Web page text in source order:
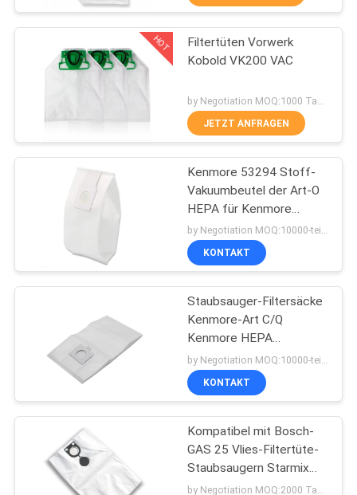
TRETEN
VERBINDUNG
FORDERN
ZITAT
SITEMAP
PRIVACY
POLICY
Staubsauger-
Filtersäcke
Staubsauger-
Papiertüten
47
Staubsauger-
Lufterfrischer
14
HOT
Filtertüten Vorwerk
Kobold VK200 VAC
JETZT ANFRAGEN
Kenmore 53294 Stoff-
Vakuumbeutel der Art-O
HEPA für Kenmore
aufrecht
by Negotiation MOQ:10000-teilig/Stücke
KONTAKT
Staubsauger-Filtersäcke
Kenmore-Art C/Q
Kenmore HEPA
synthetische 50104 8
Kanister-Vakuumbeutel
by Negotiation MOQ:10000-teilig/Stücke
KONTAKT
Kompatibel mit Bosch-
GAS 25 Vlies-Filtertüte-
Staubsaugern Starmix
FBV 25/35